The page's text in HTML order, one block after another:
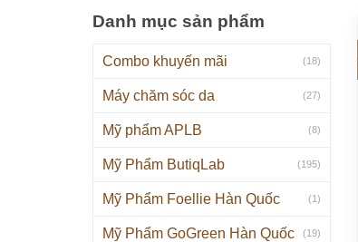
Danh mục sản phẩm
Combo khuyến mãi (18)
Máy chăm sóc da (27)
Mỹ phẩm APLB (8)
Mỹ Phẩm ButiqLab (195)
Mỹ Phẩm Foellie Hàn Quốc (1)
Mỹ Phẩm GoGreen Hàn Quốc (19)